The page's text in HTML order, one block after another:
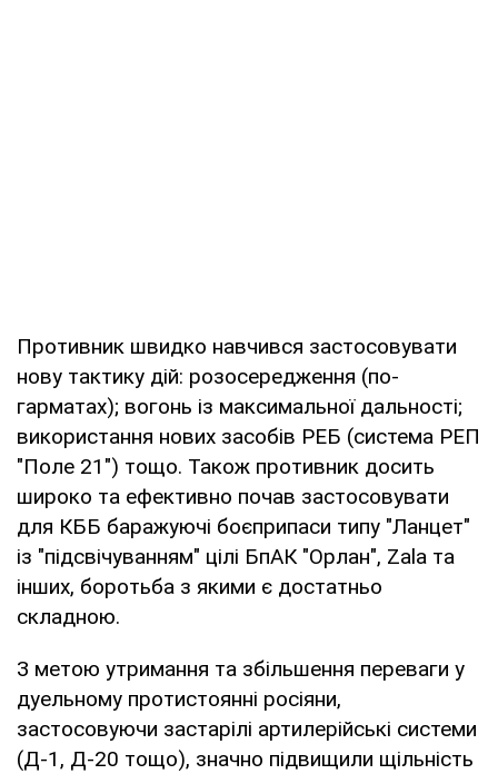
Противник швидко навчився застосовувати
нову тактику дій: розосередження (по-
гарматах); вогонь із максимальної дальності;
використання нових засобів РЕБ (система РЕП
"Поле 21") тощо. Також противник досить
широко та ефективно почав застосовувати
для КББ баражуючі боєприпаси типу "Ланцет"
із "підсвічуванням" цілі БпАК "Орлан", Zala та
інших, боротьба з якими є достатньо
складною.
З метою утримання та збільшення переваги у
дуельному протистоянні росіяни,
застосовуючи застарілі артилерійські системи
(Д-1, Д-20 тощо), значно підвищили щільність